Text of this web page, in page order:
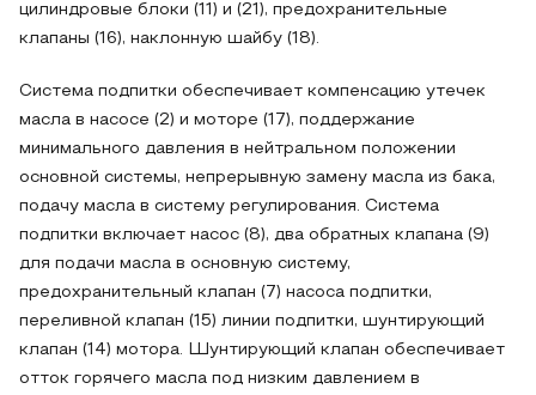
цилиндровые блоки (11) и (21), предохранительные
клапаны (16), наклонную шайбу (18).
Система подпитки обеспечивает компенсацию утечек
масла в насосе (2) и моторе (17), поддержание
минимального давления в нейтральном положении
основной системы, непрерывную замену масла из бака,
подачу масла в систему регулирования. Система
подпитки включает насос (8), два обратных клапана (9)
для подачи масла в основную систему,
предохранительный клапан (7) насоса подпитки,
переливной клапан (15) линии подпитки, шунтирующий
клапан (14) мотора. Шунтирующий клапан обеспечивает
отток горячего масла под низким давлением в